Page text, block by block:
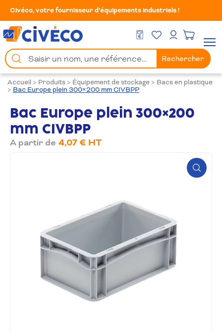
Civéco, votre fournisseur d’équipements industriels !
DEVIS GRATUIT
Mes FavorisMon compte
Chercher
un
produit
Rechercher
Accueil > Produits > Équipement de stockage > Bacs en plastique
> Bac Europe plein 300×200 mm CIVBPP
Bac Europe plein 300×200
mm CIVBPP
A partir de 4,07 € HT
Zoom